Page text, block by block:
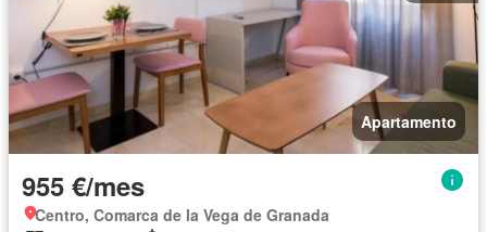
Apartamento
955 €/mes
Centro, Comarca de la Vega de Granada